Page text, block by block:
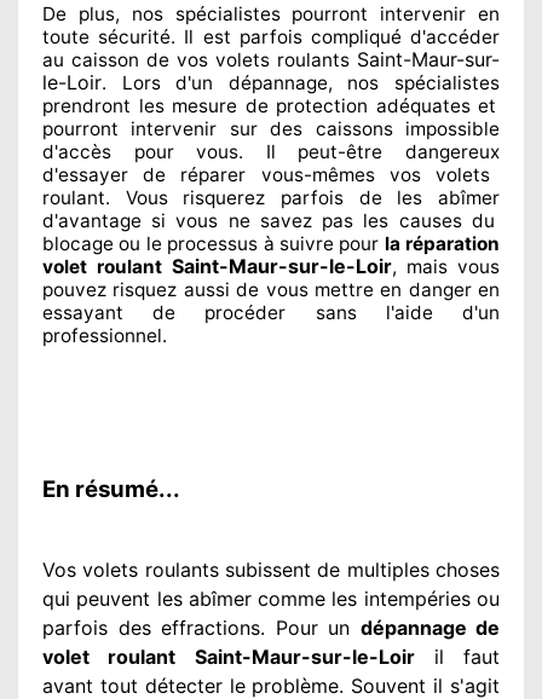
De plus, nos spécialistespourront intervenir en
toute sécurité. Il est parfois compliquéd'accéder
au caisson de vos volets roulants Saint-Maur-sur-
le-Loir. Lors d'un dépannage, nos spécialistes
prendront les mesure de protection adéquateset
pourront intervenir sur des caissons impossible
d'accès pour vous. Il peut-être dangereux
d'essayer de réparer vous-mêmes vos volets
roulant. Vous risquerez parfois de les abîmer
d'avantage si vous ne savezpas les causes du
blocage ou le processus à suivre pour la réparation
volet roulant Saint-Maur-sur-le-Loir, mais vous
pouvez risquez aussi de vous mettre en danger en
essayant de procéder sans l'aide d'un
professionnel.
En résumé...
Vos volets roulants subissent de multipleschoses
qui peuvent les abîmercomme les intempéries ou
parfois des effractions. Pour un dépannage de
volet roulant Saint-Maur-sur-le-Loiril faut
avant tout détecterle problème. Souvent il s'agit